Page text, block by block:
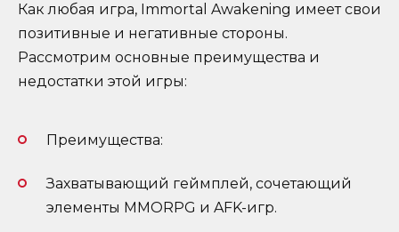
Как любая игра, Immortal Awakening имеет свои
позитивные и негативные стороны.
Рассмотрим основные преимущества и
недостатки этой игры:
Преимущества:
Захватывающий геймплей, сочетающий
элементы MMORPG и AFK-игр.